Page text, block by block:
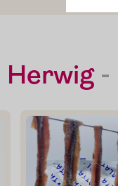
Herwig-